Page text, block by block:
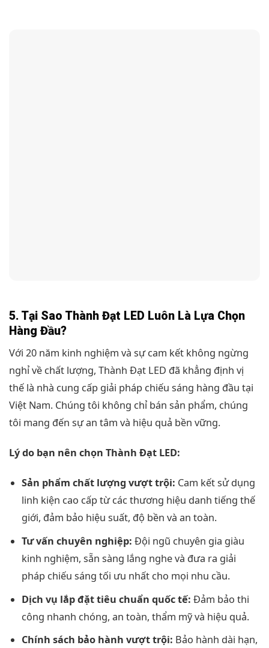
5. Tại Sao Thành Đạt LED Luôn Là Lựa Chọn
Hàng Đầu?
Với 20 năm kinh nghiệm và sự cam kết không ngừng
nghỉ về chất lượng, Thành Đạt LED đã khẳng định vị
thế là nhà cung cấp giải pháp chiếu sáng hàng đầu tại
Việt Nam. Chúng tôi không chỉ bán sản phẩm, chúng
tôi mang đến sự an tâm và hiệu quả bền vững.
Lý do bạn nên chọn Thành Đạt LED:
Sản phẩm chất lượng vượt trội: Cam kết sử dụng
linh kiện cao cấp từ các thương hiệu danh tiếng thế
giới, đảm bảo hiệu suất, độ bền và an toàn.
Tư vấn chuyên nghiệp: Đội ngũ chuyên gia giàu
kinh nghiệm, sẵn sàng lắng nghe và đưa ra giải
pháp chiếu sáng tối ưu nhất cho mọi nhu cầu.
Dịch vụ lắp đặt tiêu chuẩn quốc tế: Đảm bảo thi
công nhanh chóng, an toàn, thẩm mỹ và hiệu quả.
Chính sách bảo hành vượt trội: Bảo hành dài hạn,